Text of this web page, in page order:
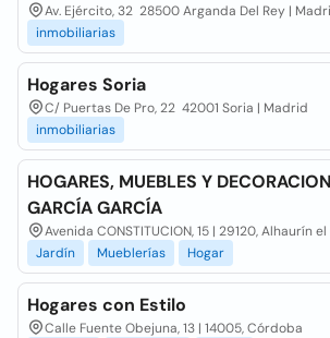
Av. Ejército, 32 28500 Arganda Del Rey |
inmobiliarias
Hogares Soria
C/ Puertas De Pro, 22 42001 Soria | Madrid
inmobiliarias
HOGARES, MUEBLES Y
GARCÍA GARCÍA
Avenida CONSTITUCION, 15 | 29120, Alhaurín
Jardín
Mueblerías Hogar
Hogares con Estilo
Calle Fuente Obejuna, 13 | 14005, Córdoba